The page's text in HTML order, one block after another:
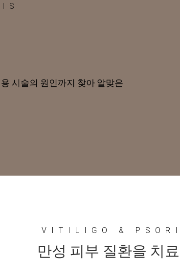
시술의 원인까지 찾아 알맞은
VITILIGO &
만성 피부 질환을 치